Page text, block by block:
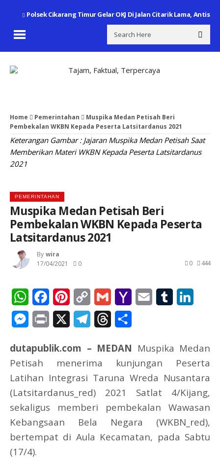
Polsek Cikarang Timur Gelar OKJ Di Jalan Citarik Lama,
Home Pemerintahan
Muspika Medan Petisah Beri
Pembekalan WKBN Kepada Peserta Latsitardanus 2021
Keterangan Gambar : Jajaran Muspika Medan Petisah Saat
Memberikan Materi WKBN Kepada Peserta Latsitardanus
2021
PEMERINTAHAN
Muspika Medan Petisah Beri
Pembekalan WKBN Kepada Peserta
Latsitardanus 2021
By Wira
17/04/2021
0 444
0
WhatsAppFacebookPinterest
Copy
Link
Gmail
Yahoo
Email Tumblr
Messenger
Print TelegramThreads
dutapublik.com – MEDAN Muspika Medan
Petisah menerima kunjungan Peserta
Latihan Integrasi Taruna Wreda Nusantara
(Latsitardanus_red) 2021 Satlat 4/Kijang,
sekaligus memberi pembekalan Wawasan
Kebangsaan Bela Negara (WKBN_red),
bertempat di Aula Kecamatan, pada Sabtu
(17/4).